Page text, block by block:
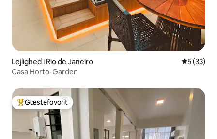
Lejlighed i Rio de Janeiro 5 ud af 5 i
5 (33)
Casa Horto-Garden
Bedste gæstefavorit
Gæstefavorit